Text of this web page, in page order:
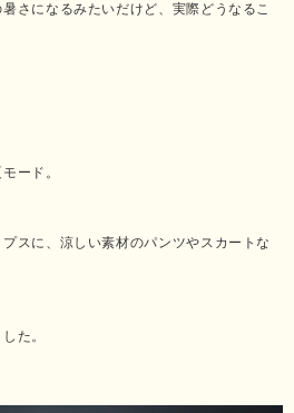
さになるみたいだけど、実際どうなるこ
ード。
スに、涼しい素材のパンツやスカートな
た。